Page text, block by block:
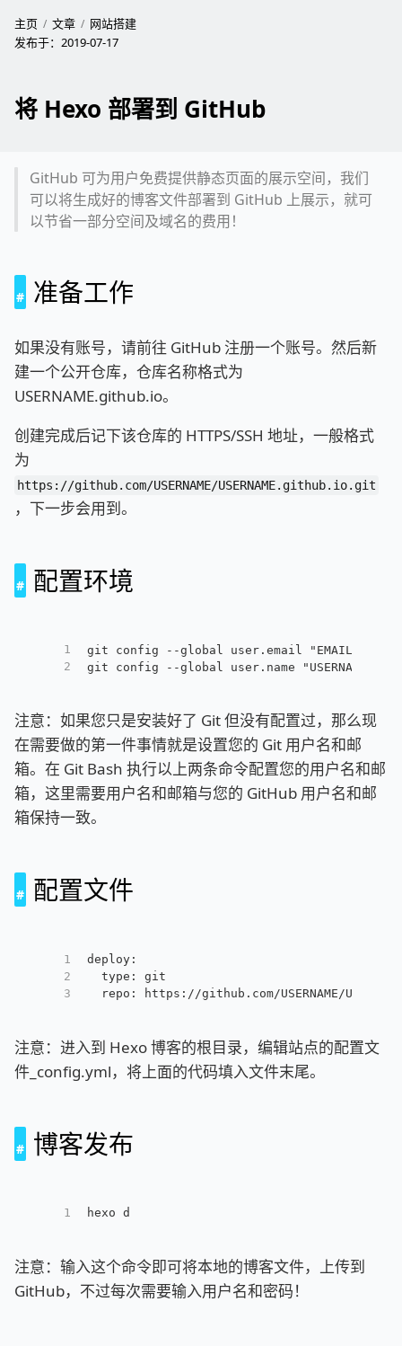
主页 文章
网站搭建
发布于： 2019-07-17
将 Hexo 部署到 GitHub
GitHub 可为用户免费提供静态页面的展示空间，我们
可以将生成好的博客文件部署到 GitHub 上展示，就可
以节省一部分空间及域名的费用！
准备工作
如果没有账号，请前往 GitHub 注册一个账号。然后新
建一个公开仓库，仓库名称格式为
USERNAME.github.io。
创建完成后记下该仓库的 HTTPS/SSH 地址，一般格式
为
https://github.com/USERNAME/USERNAME.github.io.git
，下一步会用到。
配置环境
1
2
git config --global user.email
git config --global user.name "USERNAME"
注意：如果您只是安装好了 Git 但没有配置过，那么现
在需要做的第一件事情就是设置您的 Git 用户名和邮
箱。在 Git Bash 执行以上两条命令配置您的用户名和邮
箱，这里需要用户名和邮箱与您的 GitHub 用户名和邮
箱保持一致。
配置文件
1
2
3
deploy:
  type: git
repo: https://github.com/USERNAME/
注意：进入到 Hexo 博客的根目录，编辑站点的配置文
件_config.yml，将上面的代码填入文件末尾。
博客发布
1 hexo d
注意：输入这个命令即可将本地的博客文件，上传到
GitHub，不过每次需要输入用户名和密码！